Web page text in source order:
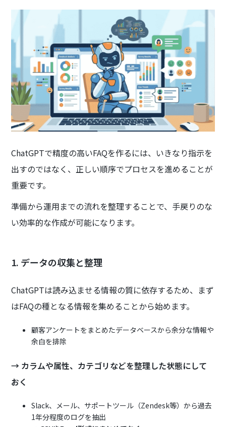
ChatGPTで精度の高いFAQを作るには、いきなり指示を
出すのではなく、正しい順序でプロセスを進めることが
重要です。
準備から運用までの流れを整理することで、手戻りのな
い効率的な作成が可能になります。
1. データの収集と整理
ChatGPTは読み込ませる情報の質に依存するため、まず
はFAQの種となる情報を集めることから始めます。
顧客アンケートをまとめたデータベースから余分な情報や
余白を排除
→ カラムや属性、カテゴリなどを整理した状態にして
おく
Slack、メール、サポートツール（Zendesk等）から過去
1年分程度のログを抽出